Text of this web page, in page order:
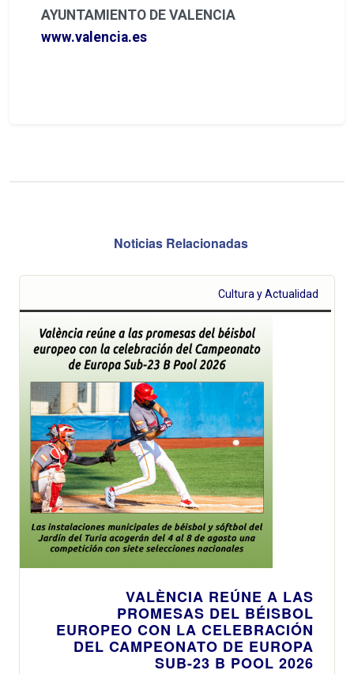
AYUNTAMIENTO DE VALENCIA
www.valencia.es
Noticias Relacionadas
Cultura y Actualidad
VALÈNCIA REÚNE A LAS
PROMESAS DEL BÉISBOL
EUROPEO CON LA CELEBRACIÓN
DEL CAMPEONATO DE EUROPA
SUB-23 B POOL 2026